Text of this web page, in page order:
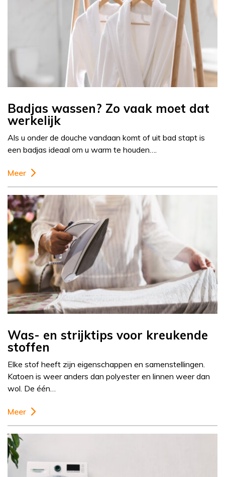
Badjas wassen? Zo vaak moet dat
werkelijk
Als u onder de douche vandaan komt of uit bad stapt is
een badjas ideaal om u warm te houden….
Meer
Was- en strijktips voor kreukende
stoffen
Elke stof heeft zijn eigenschappen en samenstellingen.
Katoen is weer anders dan polyester en linnen weer dan
wol. De één…
Meer